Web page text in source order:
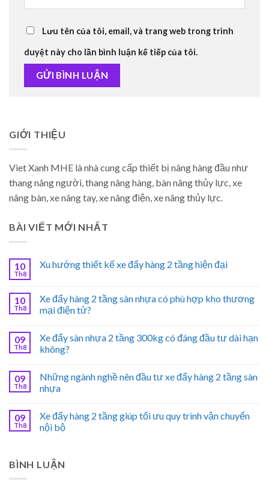
Lưu tên của tôi, email, và trang web trong trình
duyệt này cho lần bình luận kế tiếp của tôi.
GIỚI THIỆU
Viet Xanh MHE là nhà cung cấp thiết bị nâng hàng đầu như
thang nâng người, thang nâng hàng, bàn nâng thủy lực, xe
nâng bàn, xe nâng tay, xe nâng điện, xe nâng thủy lực.
BÀI VIẾT MỚI NHẤT
10
Th8
Xu hướng thiết kế xe đẩy hàng 2 tầng hiện đại
10
Th8
Xe đẩy hàng 2 tầng sàn nhựa có phù hợp kho thương
mại điện tử?
09
Th8
Xe đẩy sàn nhựa 2 tầng 300kg có đáng đầu tư dài hạn
không?
09
Th8
Những ngành nghề nên đầu tư xe đẩy hàng 2 tầng sàn
nhựa
09
Th8
Xe đẩy hàng 2 tầng giúp tối ưu quy trình vận chuyển
nội bộ
BÌNH LUẬN